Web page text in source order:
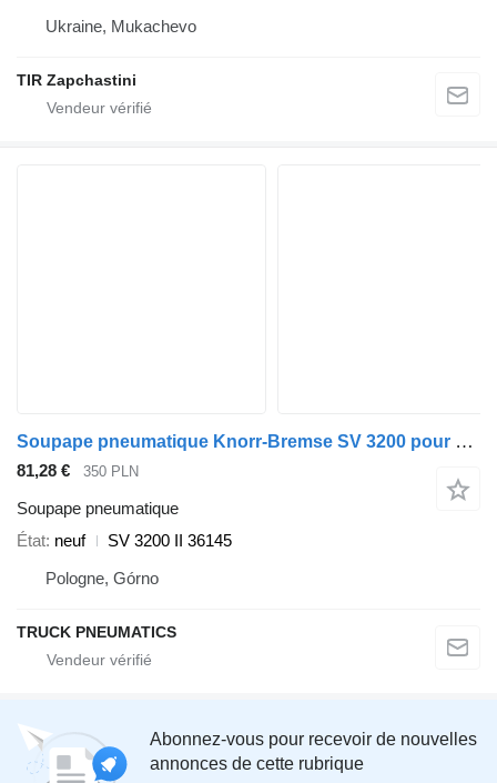
Ukraine, Mukachevo
TIR Zapchastini
Soupape pneumatique Knorr-Bremse SV 3200 pour semi-remorque Knorr-Bremse
81,28 € 350 PLN
Soupape pneumatique
État neuf
SV 3200 II 36145
Pologne, Górno
TRUCK PNEUMATICS
Abonnez-vous pour recevoir de nouvelles
annonces de cette rubrique